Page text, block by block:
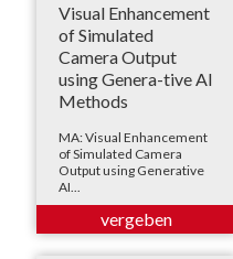
Visual Enhancement
of Simulated
Camera Output
using Genera-tive AI
Methods
MA: Visual Enhancement
of Simulated Camera
Output using Generative
AI...